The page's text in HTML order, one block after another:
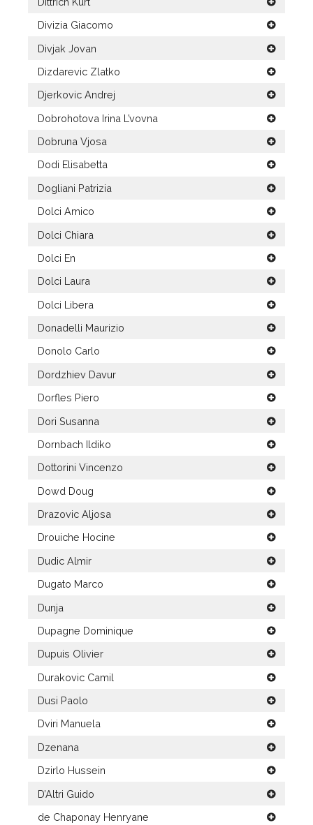
Divizia Giacomo
Divjak Jovan
Dizdarevic Zlatko
Djerkovic Andrej
Dobrohotova Irina L’vovna
Dobruna Vjosa
Dodi Elisabetta
Dogliani Patrizia
Dolci Amico
Dolci Chiara
Dolci En
Dolci Laura
Dolci Libera
Donadelli Maurizio
Donolo Carlo
Dordzhiev Davur
Dorfles Piero
Dori Susanna
Dornbach Ildiko
Dottorini Vincenzo
Dowd Doug
Drazovic Aljosa
Drouiche Hocine
Dudic Almir
Dugato Marco
Dunja
Dupagne Dominique
Dupuis Olivier
Durakovic Camil
Dusi Paolo
Dviri Manuela
Dzenana
Dzirlo Hussein
D’Altri Guido
de Chaponay Henryane